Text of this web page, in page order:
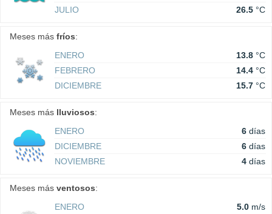
JULIO
26.5 °C
Meses más fríos:
ENERO
13.8 °C
FEBRERO
14.4 °C
DICIEMBRE
15.7 °C
Meses más lluviosos:
ENERO
6 días
DICIEMBRE
6 días
NOVIEMBRE
4 días
Meses más ventosos:
ENERO
5.0 m/s